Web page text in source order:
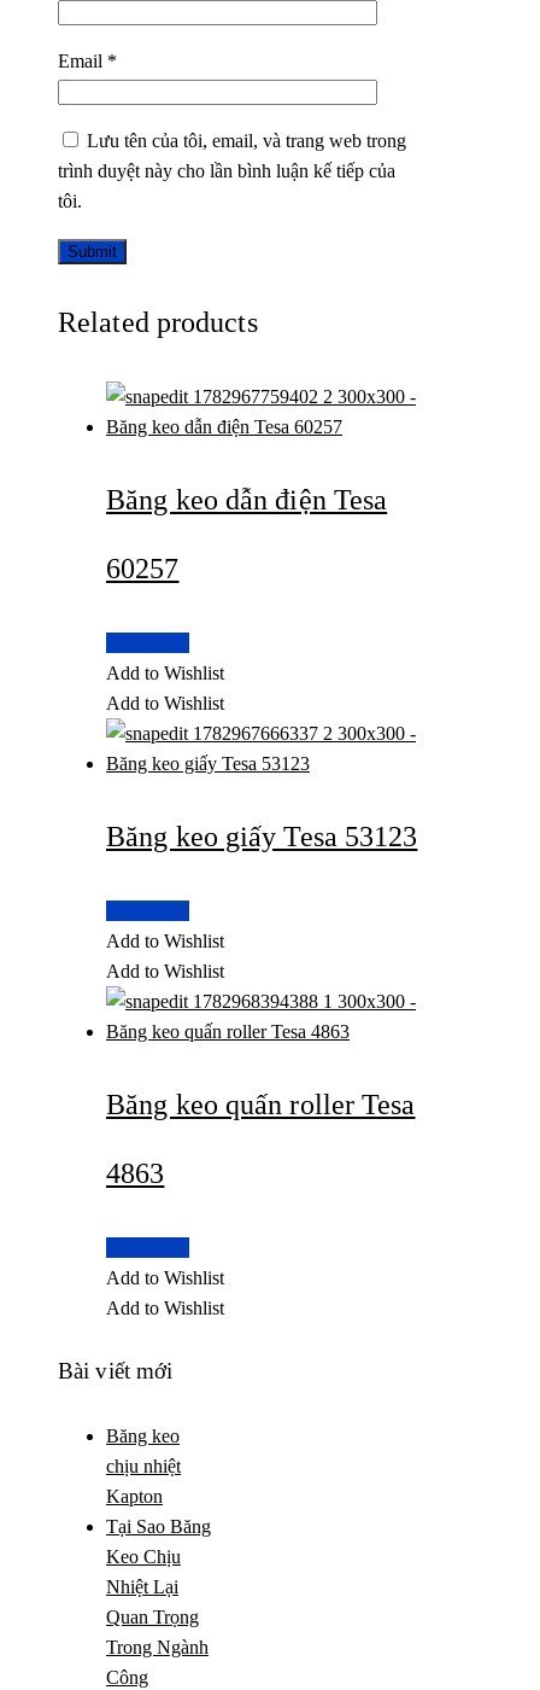
Email *
Lưu tên của tôi, email, và trang web trong
trình duyệt này cho lần bình luận kế tiếp của
tôi.
Related products
Băng keo dẫn điện Tesa
60257
Add to Wishlist
Add to Wishlist
Băng keo giấy Tesa 53123
Add to Wishlist
Add to Wishlist
Băng keo quấn roller Tesa
4863
Add to Wishlist
Add to Wishlist
Bài viết mới
Băng keo
chịu nhiệt
Kapton
Tại Sao Băng
Keo Chịu
Nhiệt Lại
Quan Trọng
Trong Ngành
Công